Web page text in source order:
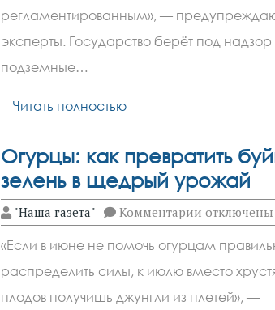
владельцев
скважин
регламентированным», —
эксперты. Государство берёт под надзор
подземные…
Читать полностью
Огурцы: как превратить
зелень в щедрый урожай
"Наша газета" Комментарии к
записи
как
превратить
буйную
зелень
отключены
«Если в июне не помочь огурцам
распределить силы, к июлю вместо
плодов получишь джунгли из плетей», —